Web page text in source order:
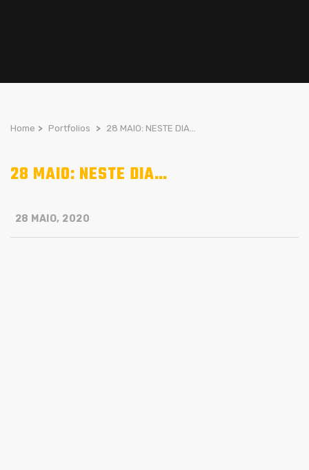
Home > Portfolios > 28 MAIO: NESTE DIA…
28 MAIO: NESTE DIA…
28 MAIO, 2020